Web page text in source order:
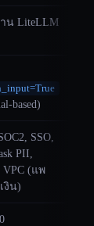
าน LiteLLM
based)
SSO,
PII,
VPC (แพ
งิน)